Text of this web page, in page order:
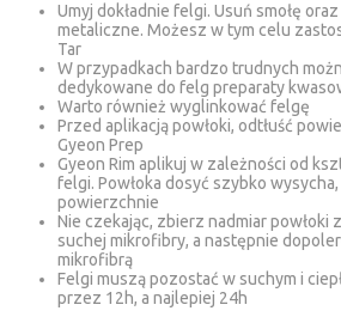
Umyj dokładnie felgi. Usuń smołę
metaliczne. Możesz w tym celu
Tar
W przypadkach bardzo trudnych
dedykowane do felg preparaty
Warto również wyglinkować felgę
Przed aplikacją powłoki, odtłuść
Gyeon Prep
Gyeon Rim aplikuj w zależności od
felgi. Powłoka dosyć szybko
powierzchnie
Nie czekając, zbierz nadmiar powłoki
suchej mikrofibry, a następnie
mikrofibrą
Felgi muszą pozostać w suchym i
przez 12h, a najlepiej 24h